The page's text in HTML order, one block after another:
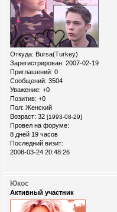
Откуда: Bursa(Turkey)
Зарегистрирован: 2007-02-19
Приглашений: 0
Сообщений: 3504
Уважение: +0
Позитив: +0
Пол: Женский
Возраст: 32 [1993-08-29]
Провел на форуме:
8 дней 19 часов
Последний визит:
2008-03-24 20:48:26
Юкос
Активный участник